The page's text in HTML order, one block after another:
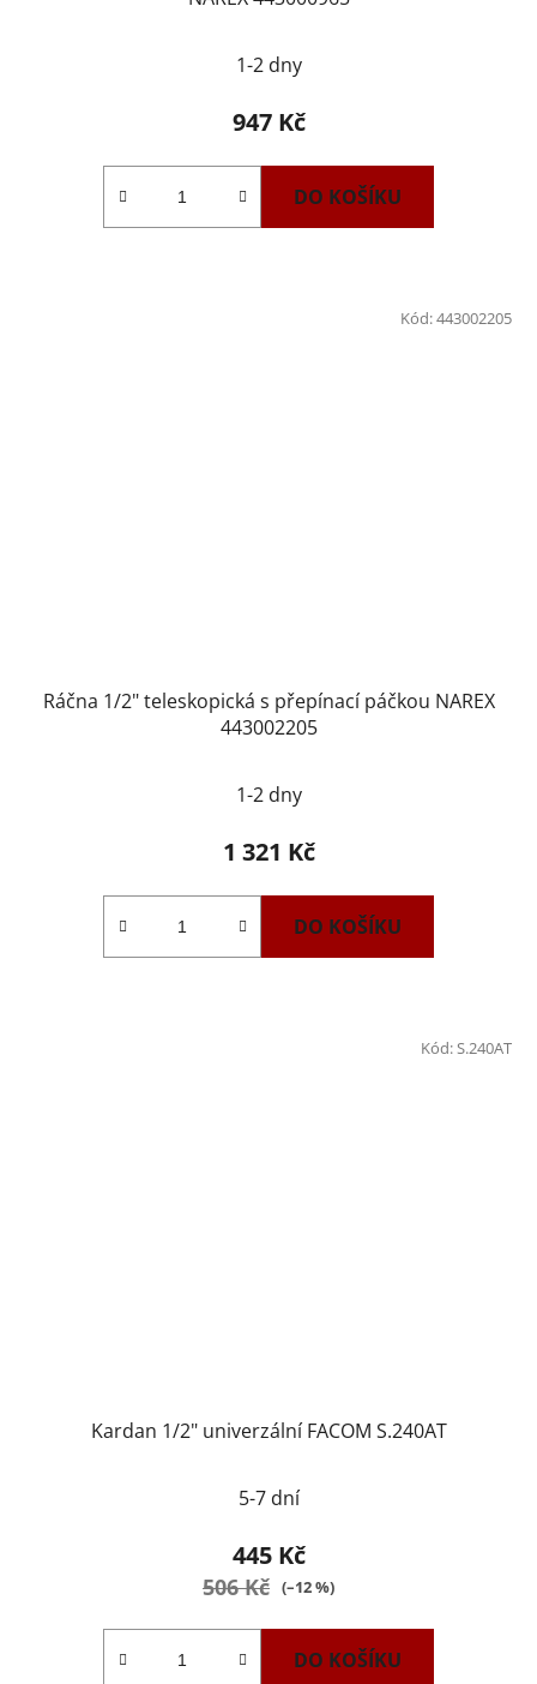
1-2 dny
947 Kč
DO KOŠÍKU
Ráčna 1/2" teleskopická s přepínací páčkou NAREX
443002205
1-2 dny
1 321 Kč
DO KOŠÍKU
Kód:443002205
Kardan 1/2" univerzální FACOM S.240AT
5-7 dní
445 Kč
506 Kč (–12 %)
DO KOŠÍKU
Kód: S.240AT